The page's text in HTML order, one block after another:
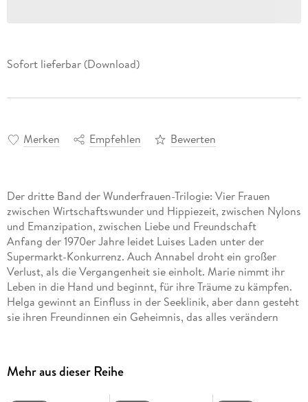
Sofort lieferbar (Download)
Merken Empfehlen Bewerten
Der dritte Band der Wunderfrauen-Trilogie: Vier Frauen
zwischen Wirtschaftswunder und Hippiezeit, zwischen Nylons
und Emanzipation, zwischen Liebe und Freundschaft
Anfang der 1970er Jahre leidet Luises Laden unter der
Supermarkt-Konkurrenz. Auch Annabel droht ein großer
Verlust, als die Vergangenheit sie einholt. Marie nimmt ihr
Leben in die Hand und beginnt, für ihre Träume zu kämpfen.
Helga gewinnt an Einfluss in der Seeklinik, aber dann gesteht
sie ihren Freundinnen ein Geheimnis, das alles verändern
Mehr aus dieser Reihe